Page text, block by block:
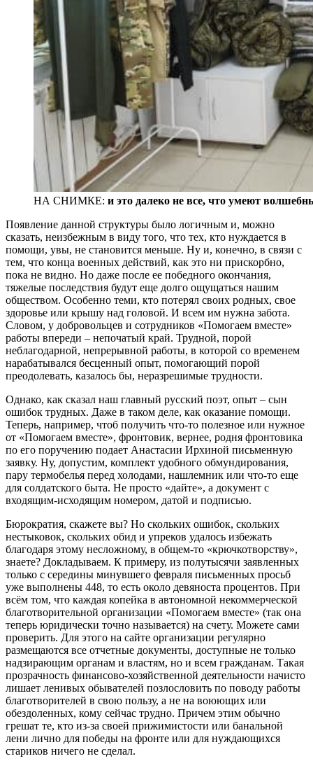
НА СНИМКЕ: и это далеко не все, что умеют
Появление данной структуры было логичным и, можно
сказать, неизбежным в виду того, что тех, кто нуждается в
помощи, увы, не становится меньше. Ну и, конечно, в связи с
тем, что конца военных действий, как это ни прискорбно,
пока не видно. Но даже после ее победного окончания,
тяжелые последствия будут еще долго ощущаться нашим
обществом. Особенно теми, кто потерял своих родных, свое
здоровье или крышу над головой. И всем им нужна забота.
Словом, у добровольцев и сотрудников «Помогаем вместе»
работы впереди – непочатый край. Трудной, порой
неблагодарной, непрерывной работы, в которой со временем
нарабатывался бесценный опыт, помогающий порой
преодолевать, казалось бы, неразрешимые трудности.
Однако, как сказал наш главный русский поэт, опыт – сын
ошибок трудных. Даже в таком деле, как оказание помощи.
Теперь, например, чтоб получить что-то полезное или нужное
от «Помогаем вместе», фронтовик, вернее, родня фронтовика
по его поручению подает Анастасии Ирхиной письменную
заявку. Ну, допустим, комплект удобного обмундирования,
пару термобелья перед холодами, нашлемник или что-то еще
для солдатского быта. Не просто «дайте», а документ с
входящим-исходящим номером, датой и подписью.
Бюрократия, скажете вы? Но скольких ошибок, скольких
нестыковок, скольких обид и упреков удалось избежать
благодаря этому несложному, в общем-то «крючкотворству»,
знаете? Докладываем. К примеру, из полутысячи заявленных
только с середины минувшего февраля письменных просьб
уже выполнены 448, то есть около девяноста процентов. При
всём том, что каждая копейка в автономной некоммерческой
благотворительной организации «Помогаем вместе» (так она
теперь юридически точно называется) на счету. Можете сами
проверить. Для этого на сайте организации регулярно
размещаются все отчетные документы, доступные не только
надзирающим органам и властям, но и всем гражданам. Такая
прозрачность финансово-хозяйственной деятельности начисто
лишает ленивых обывателей позлословить по поводу работы
благотворителей в свою пользу, а не на воюющих или
обездоленных, кому сейчас трудно. Причем этим обычно
грешат те, кто из-за своей прижимистости или банальной
лени лично для победы на фронте или для нуждающихся
стариков ничего не сделал.